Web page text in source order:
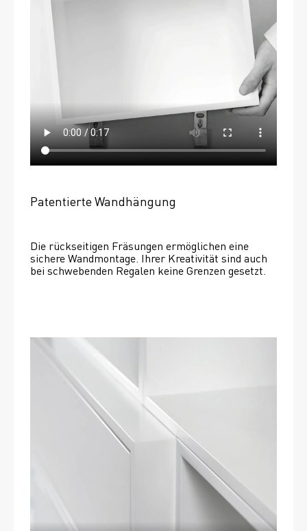
Patentierte Wandhängung
Die rückseitigen Fräsungen ermöglichen eine
sichere Wandmontage. Ihrer Kreativität sind auch
bei schwebenden Regalen keine Grenzen gesetzt.